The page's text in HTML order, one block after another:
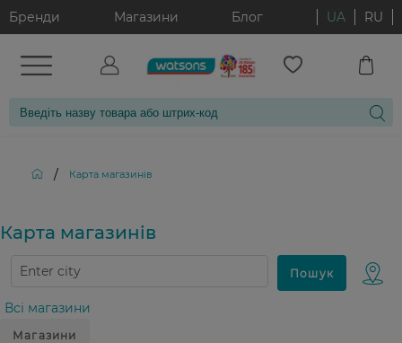
Бренди Магазини Блог UA RU
/ Карта магазинiв
Карта магазинiв
Всі магазини